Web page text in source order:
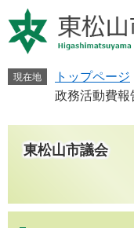
ー
ジ
す
ニ
ュ
し
現在地 トップページ
政務活動費
東松山市議会